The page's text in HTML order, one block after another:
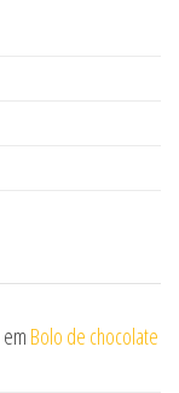
em Bolo de chocolate